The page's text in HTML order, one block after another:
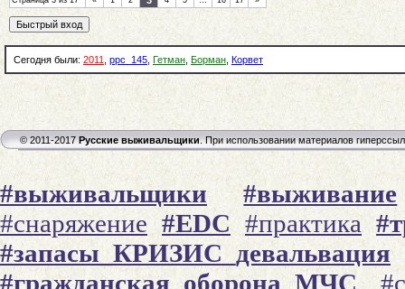
Сегодня были: 2011 ppc_145 Гетман Борман Корвет
© 2011-2017Русские выживальщики. При использовании материалов
#выживальщики
#выживание
#снаряжение #EDC #практика
#запасы_КРИЗИС_девальвация
#гражданская_оборона_МЧС